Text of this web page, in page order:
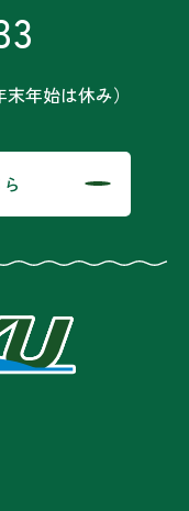
年始は休み）